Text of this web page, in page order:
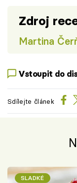
Zdroj
Martina
Vstoupit do
Sdílejte článek
SLADKÉ